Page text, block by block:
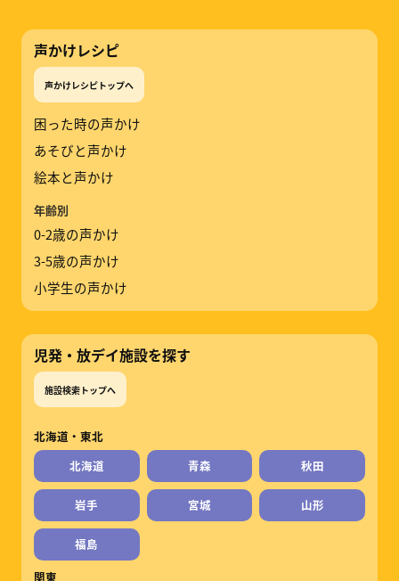
声かけレシピ
声かけレシピトップへ
困った時の声かけ
あそびと声かけ
絵本と声かけ
年齢別
0-2歳の声かけ
3-5歳の声かけ
小学生の声かけ
児発・放デイ施設を探す
施設検索トップへ
北海道・東北
北海道
青森 秋田
岩手 宮城 山形
福島
関東